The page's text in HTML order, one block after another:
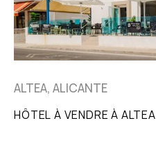
ALTEA, ALICANTE
HÔTEL À VENDRE À ALTEA